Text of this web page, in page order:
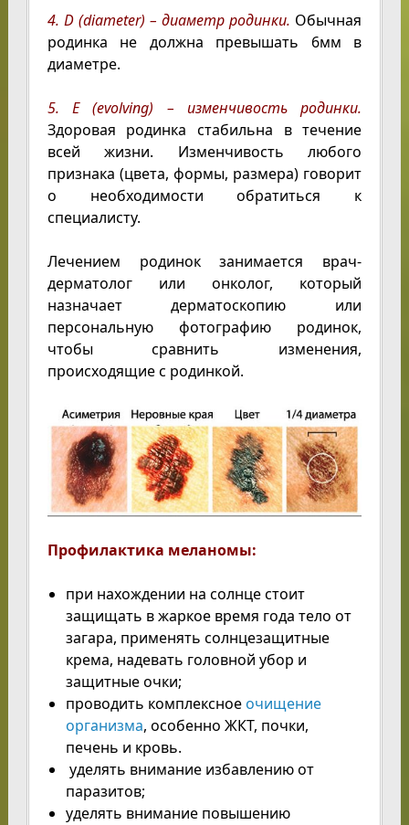
4. D (diameter) – диаметр родинки. Обычная
родинка не должна превышать 6мм в
диаметре.
5. Е (evolving) – изменчивость родинки.
Здоровая родинка стабильна в течение
всей жизни. Изменчивость любого
признака (цвета, формы, размера) говорит
о необходимости обратиться к
специалисту.
Лечением родинок занимается врач-
дерматолог или онколог, который
назначает дерматоскопию или
персональную фотографию родинок,
чтобы сравнить изменения,
происходящие с родинкой.
Профилактика меланомы:
при нахождении на солнце стоит
защищать в жаркое время года тело от
загара, применять солнцезащитные
крема, надевать головной убор и
защитные очки;
проводить комплексноеочищение
организма, особенно ЖКТ, почки,
печень и кровь.
уделять внимание избавлению от
паразитов;
уделять внимание повышению